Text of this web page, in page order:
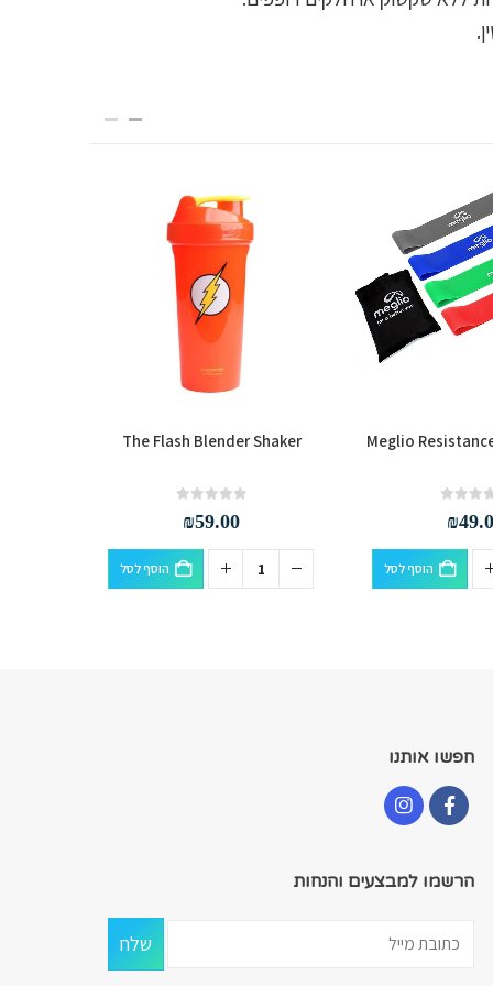
Meglio
₪
הוסף לסל
The Flash Blender Shaker
₪59.00
הוסף לסל
חפשו אותנו
הרשמו למבצעים והנחות